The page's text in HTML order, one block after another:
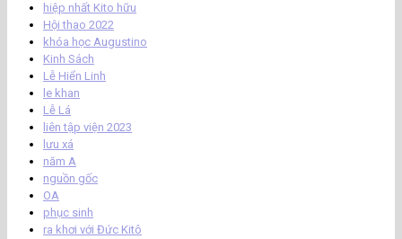
hiệp nhất Kito hữu
Hội thao 2022
khóa học Augustino
Kinh Sách
Lễ Hiển Linh
le khan
Lễ Lá
liên tập viện 2023
lưu xá
năm A
nguồn gốc
OA
phục sinh
ra khơi với Đức Kitô